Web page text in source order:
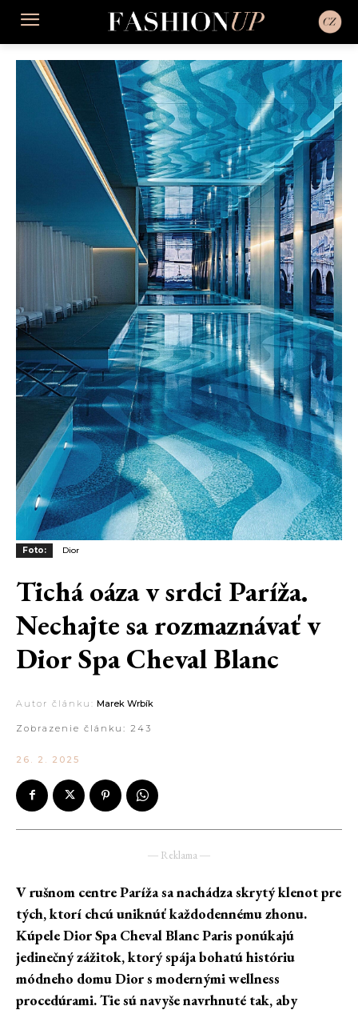
Foto: Dior
Tichá oáza v srdci Paríža.
Nechajte sa rozmaznávať v
Dior Spa Cheval Blanc
Autor článku: Marek Wrbík
Zobrazenie článku: 243
26. 2. 2025
― Reklama ―
V rušnom centre Paríža sa nachádza skrytý klenot pre
tých, ktorí chcú uniknúť každodennému zhonu.
Kúpele Dior Spa Cheval Blanc Paris ponúkajú
jedinečný zážitok, ktorý spája bohatú históriu
módneho domu Dior s modernými wellness
procedúrami. Tie sú navyše navrhnuté tak, aby